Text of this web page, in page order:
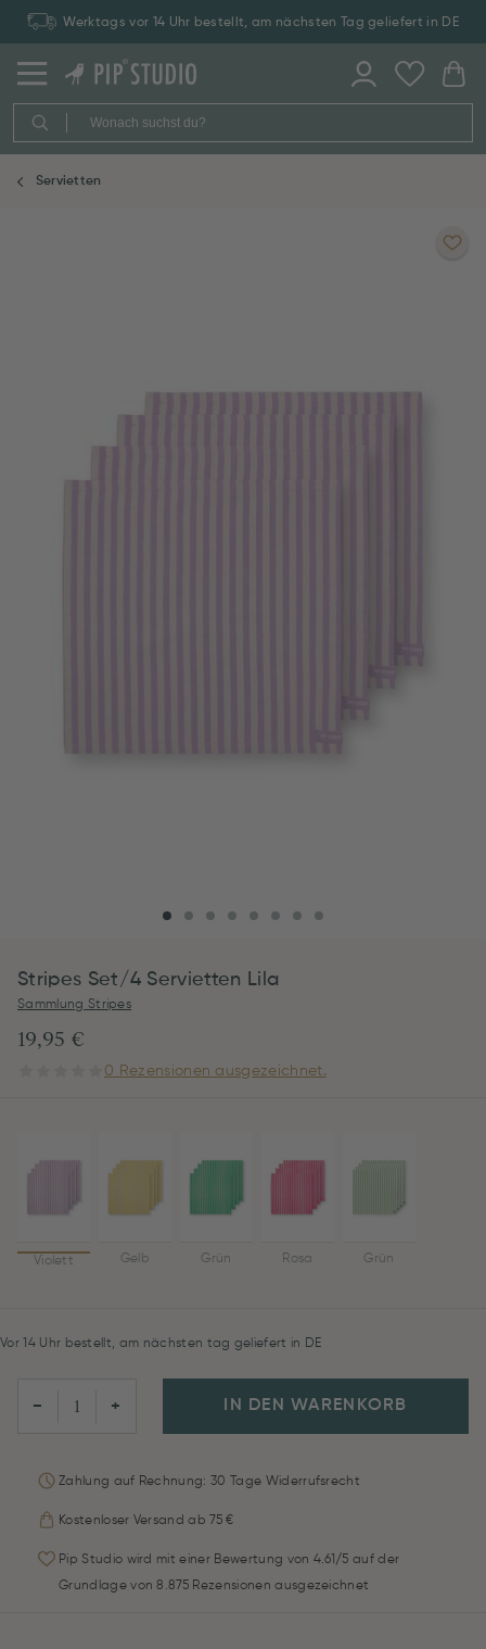
Werktags vor 14 Uhr bestellt, am nächsten Tag geliefert in DE
Servietten
Stripes Set/4 Servietten Lila
Sammlung Stripes
19,95 €
0 Rezensionen ausgezeichnet.
Violett Gelb Grün Rosa Grün
Vor 14 Uhr bestellt, am nächsten tag geliefert in DE
− + IN DEN WARENKORB
Zahlung auf Rechnung: 30 Tage Widerrufsrecht
Kostenloser Versand ab 75 €
Pip Studio wird mit einer Bewertung von 4.61/5 auf der
Grundlage von 8.875 Rezensionen ausgezeichnet